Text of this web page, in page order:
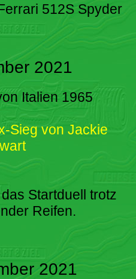
512S Spyder
2021
Italien 1965
Sieg von Jackie
Startduell trotz
Reifen.
2021